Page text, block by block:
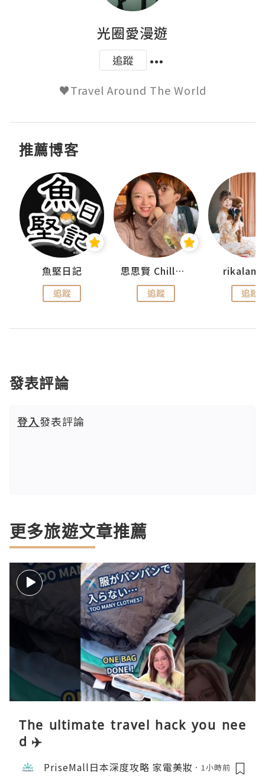
光圈愛漫遊
追蹤
♥Travel Around The World
推薦博客
魚堅日記
追蹤
思思賢 ChillMyBabe
追蹤 追蹤
發表評論
登入發表評論
更多旅遊文章推薦
The ultimate travel hack you nee
d ✈️
PriseMall日本深度攻略 家電美妝 1小時前